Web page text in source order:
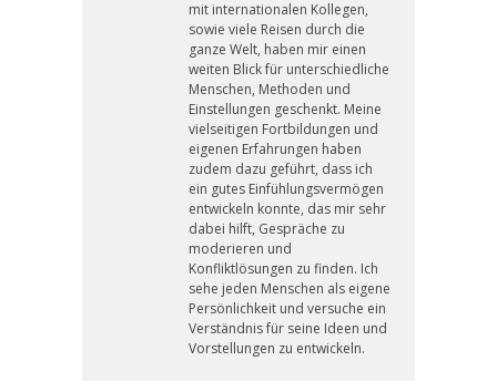
mit internationalen Kollegen,
sowie viele Reisen durch die
ganze Welt, haben mir einen
weiten Blick für unterschiedliche
Menschen, Methoden und
Einstellungen geschenkt. Meine
vielseitigen Fortbildungen und
eigenen Erfahrungen haben
zudem dazu geführt, dass ich
ein gutes Einfühlungsvermögen
entwickeln konnte, das mir sehr
dabei hilft, Gespräche zu
moderieren und
Konfliktlösungen zu finden. Ich
sehe jeden Menschen als eigene
Persönlichkeit und versuche ein
Verständnis für seine Ideen und
Vorstellungen zu entwickeln.